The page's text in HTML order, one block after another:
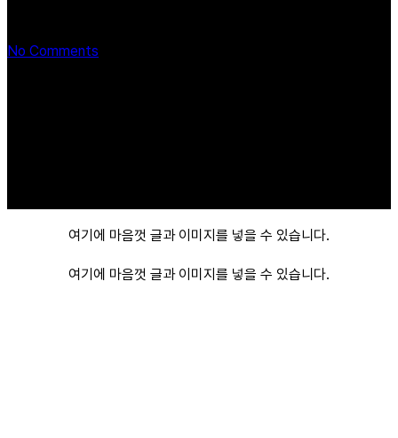
No Comments
여기에 마음껏 글과 이미지를 넣을 수 있습니다.
여기에 마음껏 글과 이미지를 넣을 수 있습니다.